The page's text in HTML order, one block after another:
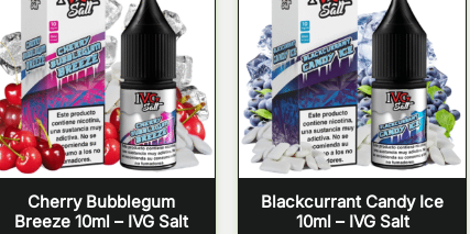
Cherry Bubblegum
Breeze 10ml – IVG Salt
Blackcurrant Candy Ice
10ml – IVG Salt